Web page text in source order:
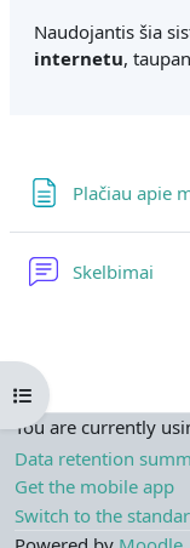
Open course index
Naudojantis šia
internetu,
Plačiau apie
Skelbimai
You are currently
Data retention
Get the mobile app
Switch to the